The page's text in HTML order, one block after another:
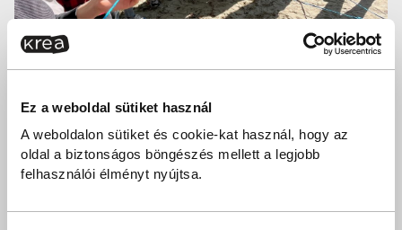
Ez a weboldal sütiket használ
A weboldalon sütiket és cookie-kat használ, hogy az
oldal a biztonságos böngészés mellett a legjobb
felhasználói élményt nyújtsa.